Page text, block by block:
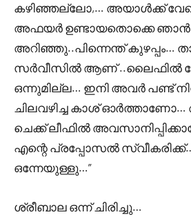
കഴിഞ്ഞല്ലോ,… അയാൾക്ക്
അഫയർ ഉണ്ടായതൊക്കെ ഞാൻ
അറിഞ്ഞു..പിന്നെന്ത് കുഴപ്പം…
സർവീസിൽ ആണ് ..ലൈഫിൽ
ഒന്നുമില്ല… ഇനി അവർ പണ്ട്
ചിലവഴിച്ച കാശ്
ചെക്ക് ലീഫിൽ
എന്റെ പ്രപ്പോസൽ
ഒന്നേയുള്ളു…”
ശ്രീബാല ഒന്ന് ചിരിച്ചു…